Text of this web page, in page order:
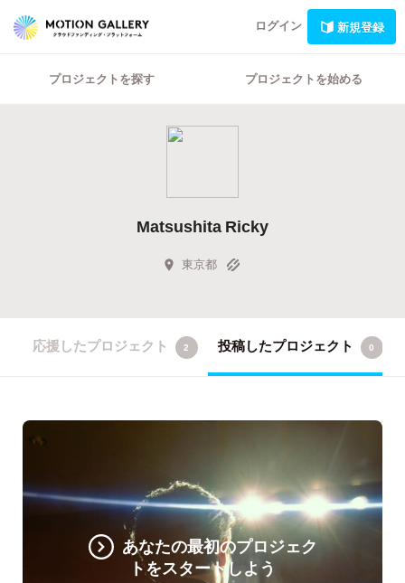
ログイン 新規登録
プロジェクトを探す プロジェクトを始める
Matsushita Ricky
東京都
応援したプロジェクト 2 投稿したプロジェクト 0
あなたの最初のプロジェク
トをスタートしよう